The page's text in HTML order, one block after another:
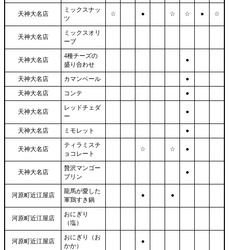
天神大名店
ミックスナッ
ツ
☆ ● ☆ ☆ ● ☆
天神大名店
ミックスオリ
ーブ
天神大名店
4種チーズの
盛り合わせ
●
天神大名店 カマンベール
●
天神大名店
コンテ ●
天神大名店
レッドチェダ
ー
●
天神大名店 ミモレット ●
天神大名店
ティラミスチ
ョコレート
☆ ☆ ●
天神大名店
贅沢マンゴー
プリン
●
河原町近江屋店
龍馬が愛した
軍鶏すき鍋
● ●
河原町近江屋店
おにぎり
（塩）
河原町近江屋店
おにぎり（お
かか）
●